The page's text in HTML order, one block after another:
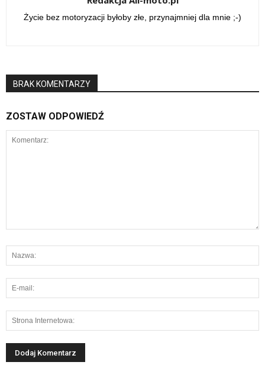
Życie bez motoryzacji byłoby złe, przynajmniej dla mnie ;-)
BRAK KOMENTARZY
ZOSTAW ODPOWIEDŹ